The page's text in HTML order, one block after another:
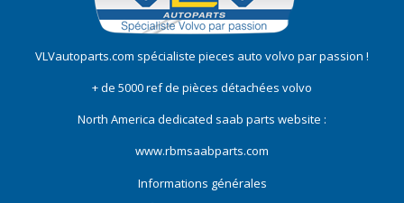
VLVautoparts.com spécialiste pieces auto volvo par passion !
+ de 5000 ref de pièces détachées volvo
North America dedicated saab parts website :
www.rbmsaabparts.com
Informations générales